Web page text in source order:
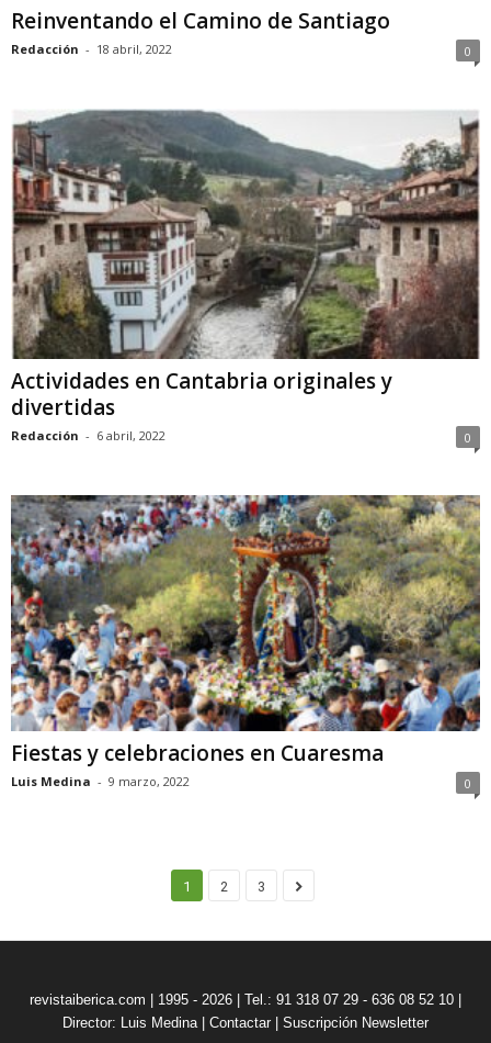
Reinventando el Camino de Santiago
Redacción - 18 abril, 2022 0
Actividades en Cantabria originales y
divertidas
Redacción - 6 abril, 2022 0
Fiestas y celebraciones en Cuaresma
Luis Medina - 9 marzo, 2022 0
1 2 3
revistaiberica.com | 1995 - 2026 | Tel.: 91 318 07 29 - 636 08 52 10 |
Director: Luis Medina| Contactar Suscripción Newsletter